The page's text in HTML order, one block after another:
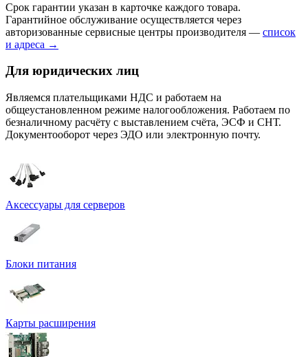
Срок гарантии указан в карточке каждого товара.
Гарантийное обслуживание осуществляется через
авторизованные сервисные центры производителя — список
и адреса →
Для юридических лиц
Являемся плательщиками НДС и работаем на
общеустановленном режиме налогообложения. Работаем по
безналичному расчёту с выставлением счёта, ЭСФ и СНТ.
Документооборот через ЭДО или электронную почту.
Аксессуары для серверов
Блоки питания
Карты расширения